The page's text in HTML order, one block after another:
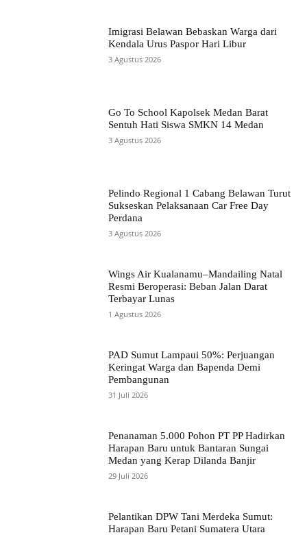
Imigrasi Belawan Bebaskan Warga dari
Kendala Urus Paspor Hari Libur
3 Agustus 2026
Go To School Kapolsek Medan Barat
Sentuh Hati Siswa SMKN 14 Medan
3 Agustus 2026
Pelindo Regional 1 Cabang Belawan Turut
Sukseskan Pelaksanaan Car Free Day
Perdana
3 Agustus 2026
Wings Air Kualanamu–Mandailing Natal
Resmi Beroperasi: Beban Jalan Darat
Terbayar Lunas
1 Agustus 2026
PAD Sumut Lampaui 50%: Perjuangan
Keringat Warga dan Bapenda Demi
Pembangunan
31 Juli 2026
Penanaman 5.000 Pohon PT PP Hadirkan
Harapan Baru untuk Bantaran Sungai
Medan yang Kerap Dilanda Banjir
29 Juli 2026
Pelantikan DPW Tani Merdeka Sumut:
Harapan Baru Petani Sumatera Utara